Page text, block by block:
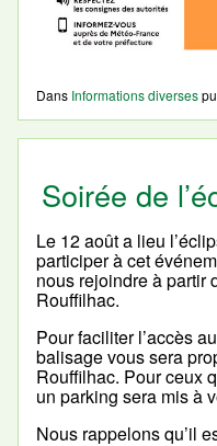
Dans Informations diverses
Soirée de
Le 12 août a lieu
participer à cet
nous rejoindre à partir
Rouffilhac.
Pour faciliter l’accès
balisage vous sera
Rouffilhac. Pour ceux
un parking sera mis à
Nous rappelons qu’il